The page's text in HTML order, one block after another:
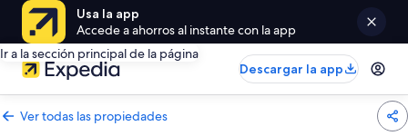
Usa la app
Accede a ahorros al instante con la app
Ir a la sección principal de la página
Descargar la app
Ver todas las propiedades